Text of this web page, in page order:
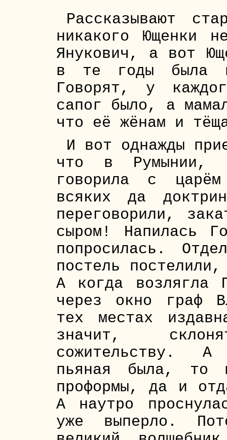
Рассказывают
никакого Ющенки
Янукович, а вот
в те годы была
Говорят, у
сапог было, а
что её жёнам и
И вот однажды
что в Румынии,
говорила с
всяких да
переговорили,
сыром! Напилась
попросилась.
постель
А когда возлягла
через окно граф
тех местах
значит,
сожительству. А
пьяная была, то
проформы, да и
А наутро
уже выперло.